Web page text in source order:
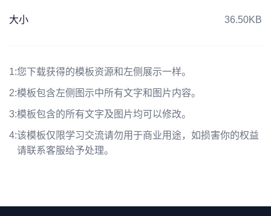
大小 36.50KB
1:您下载获得的模板资源和左侧展示一样。
2:模板包含左侧图示中所有文字和图片内容。
3:模板包含的所有文字及图片均可以修改。
4:该模板仅限学习交流请勿用于商业用途，如损害你的权益
请联系客服给予处理。